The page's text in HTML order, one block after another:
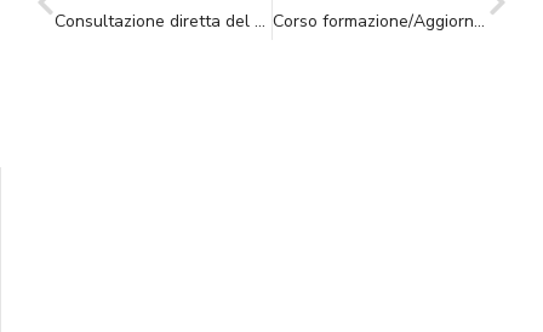
Consultazione diretta del Sistema Informativo del Casellario (SIC) Corso formazione/Aggiornamento Mosciano Sant’Angelo (TE) – 14.11.2013